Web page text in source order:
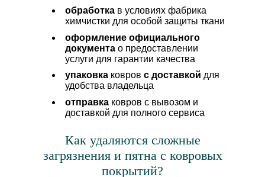
обработка в условиях фабрика
химчистки для особой защиты ткани
оформление официального
документа о предоставлении
услуги для гарантии качества
упаковка ковровс доставкой для
удобства владельца
отправка ковров с вывозом и
доставкой для полного сервиса
Как удаляются сложные
загрязнения и пятна с ковровых
покрытий?